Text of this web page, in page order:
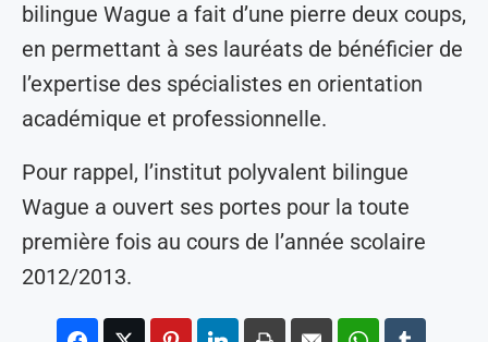
bilingue Wague a fait d’une pierre deux coups,
en permettant à ses lauréats de bénéficier de
l’expertise des spécialistes en orientation
académique et professionnelle.
Pour rappel, l’institut polyvalent bilingue
Wague a ouvert ses portes pour la toute
première fois au cours de l’année scolaire
2012/2013.